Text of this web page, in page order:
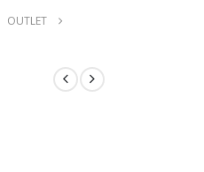
OUTLET